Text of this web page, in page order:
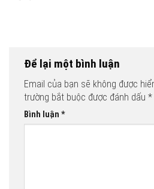
Để lại một bình luận
Email của bạn sẽ không được
trường bắt buộc được đánh dấu *
Bình luận *